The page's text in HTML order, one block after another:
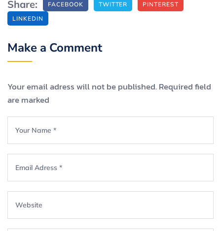
Share: FACEBOOK TWITTER
PINTEREST
LINKEDIN
Make a Comment
Your email adress will not be published. Required field
are marked